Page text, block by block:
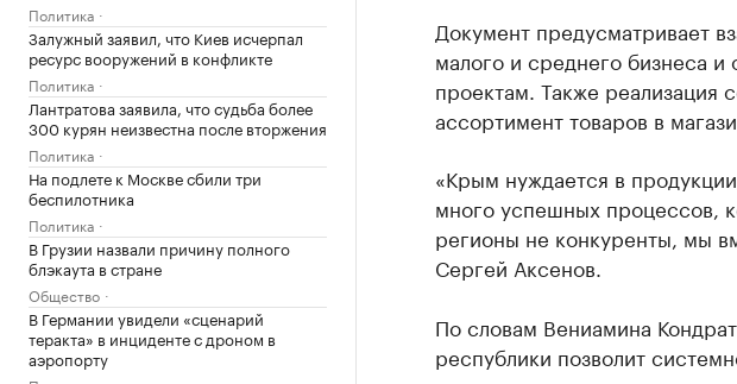
Политика
Залужный заявил, что Киев исчерпал
ресурс вооружений в конфликте
Политика
Лантратова заявила, что судьба более
300 курян неизвестна после вторжения
Политика
На подлете к Москве сбили три
беспилотника
Политика
В Грузии назвали причину полного
блэкаута в стране
Общество
В Германии увидели «сценарий
теракта» в инциденте с дроном в
аэропорту
Документ предусматривает
малого и среднего бизнеса
проектам. Также реализация
ассортимент товаров в
«Крым нуждается в
много успешных процессов,
регионы не конкуренты, мы
Сергей Аксенов.
По словам Вениамина
республики позволит